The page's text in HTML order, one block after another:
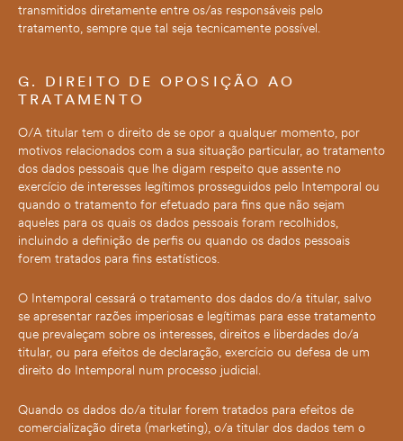
transmitidos diretamente entre os/as responsáveis pelo
tratamento, sempre que tal seja tecnicamente possível.
G. DIREITO DE OPOSIÇÃO AO
TRATAMENTO
O/A titular tem o direito de se opor a qualquer momento, por
motivos relacionados com a sua situação particular, ao tratamento
dos dados pessoais que lhe digam respeito que assente no
exercício de interesses legítimos prosseguidos pelo Intemporal ou
quando o tratamento for efetuado para fins que não sejam
aqueles para os quais os dados pessoais foram recolhidos,
incluindo a definição de perfis ou quando os dados pessoais
forem tratados para fins estatísticos.
O Intemporal cessará o tratamento dos dados do/a titular, salvo
se apresentar razões imperiosas e legítimas para esse tratamento
que prevaleçam sobre os interesses, direitos e liberdades do/a
titular, ou para efeitos de declaração, exercício ou defesa de um
direito do Intemporal num processo judicial.
Quando os dados do/a titular forem tratados para efeitos de
comercialização direta (marketing), o/a titular dos dados tem o